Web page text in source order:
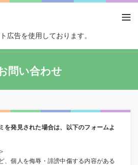
広告を使用しております。
問い合わせ
を発見された場合は、以下のフォームよ
、個人を侮辱・誹謗中傷する内容がある